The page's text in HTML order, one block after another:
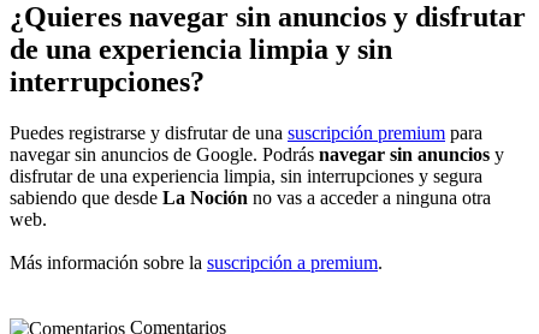
¿Quieres navegar sin anuncios y disfrutar
de una experiencia limpia y sin
interrupciones?
Puedes registrarse y disfrutar de una suscripción premium para
navegar sin anuncios de Google. Podrás navegar sin anuncios y
disfrutar de una experiencia limpia, sin interrupciones y segura
sabiendo que desde La Noción no vas a acceder a ninguna otra
web.
Más información sobre la suscripción a premium.
Comentarios